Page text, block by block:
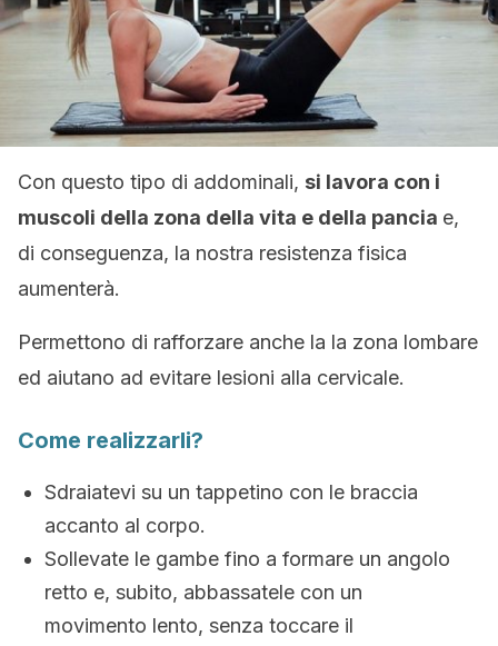
Con questo tipo di addominali, si lavora con i
muscoli della zona della vita e della pancia e,
di conseguenza, la nostra resistenza fisica
aumenterà.
Permettono di rafforzare anche la la zona lombare
ed aiutano ad evitare lesioni alla cervicale.
Come realizzarli?
Sdraiatevi su un tappetino con le braccia
accanto al corpo.
Sollevate le gambe fino a formare un angolo
retto e, subito, abbassatele con un
movimento lento, senza toccare il